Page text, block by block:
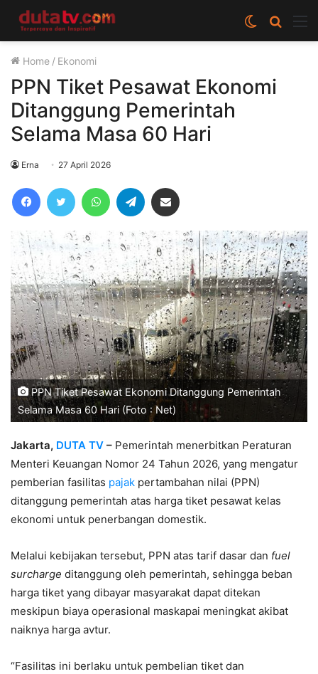
Cari
berita
Switch
skin
Home / Ekonomi
PPN Tiket Pesawat Ekonomi
Ditanggung Pemerintah
Selama Masa 60 Hari
Erna 27 April 2026
FacebookTwitter WhatsAppTelegram
PPN Tiket Pesawat Ekonomi Ditanggung Pemerintah
Selama Masa 60 Hari (Foto : Net)
Jakarta, DUTA TV – Pemerintah menerbitkan Peraturan
Menteri Keuangan Nomor 24 Tahun 2026, yang mengatur
pemberian fasilitas pajak pertambahan nilai (PPN)
ditanggung pemerintah atas harga tiket pesawat kelas
ekonomi untuk penerbangan domestik.
Melalui kebijakan tersebut, PPN atas tarif dasar dan fuel
surcharge ditanggung oleh pemerintah, sehingga beban
harga tiket yang dibayar masyarakat dapat ditekan
meskipun biaya operasional maskapai meningkat akibat
naiknya harga avtur.
“Fasilitas ini berlaku untuk pembelian tiket dan